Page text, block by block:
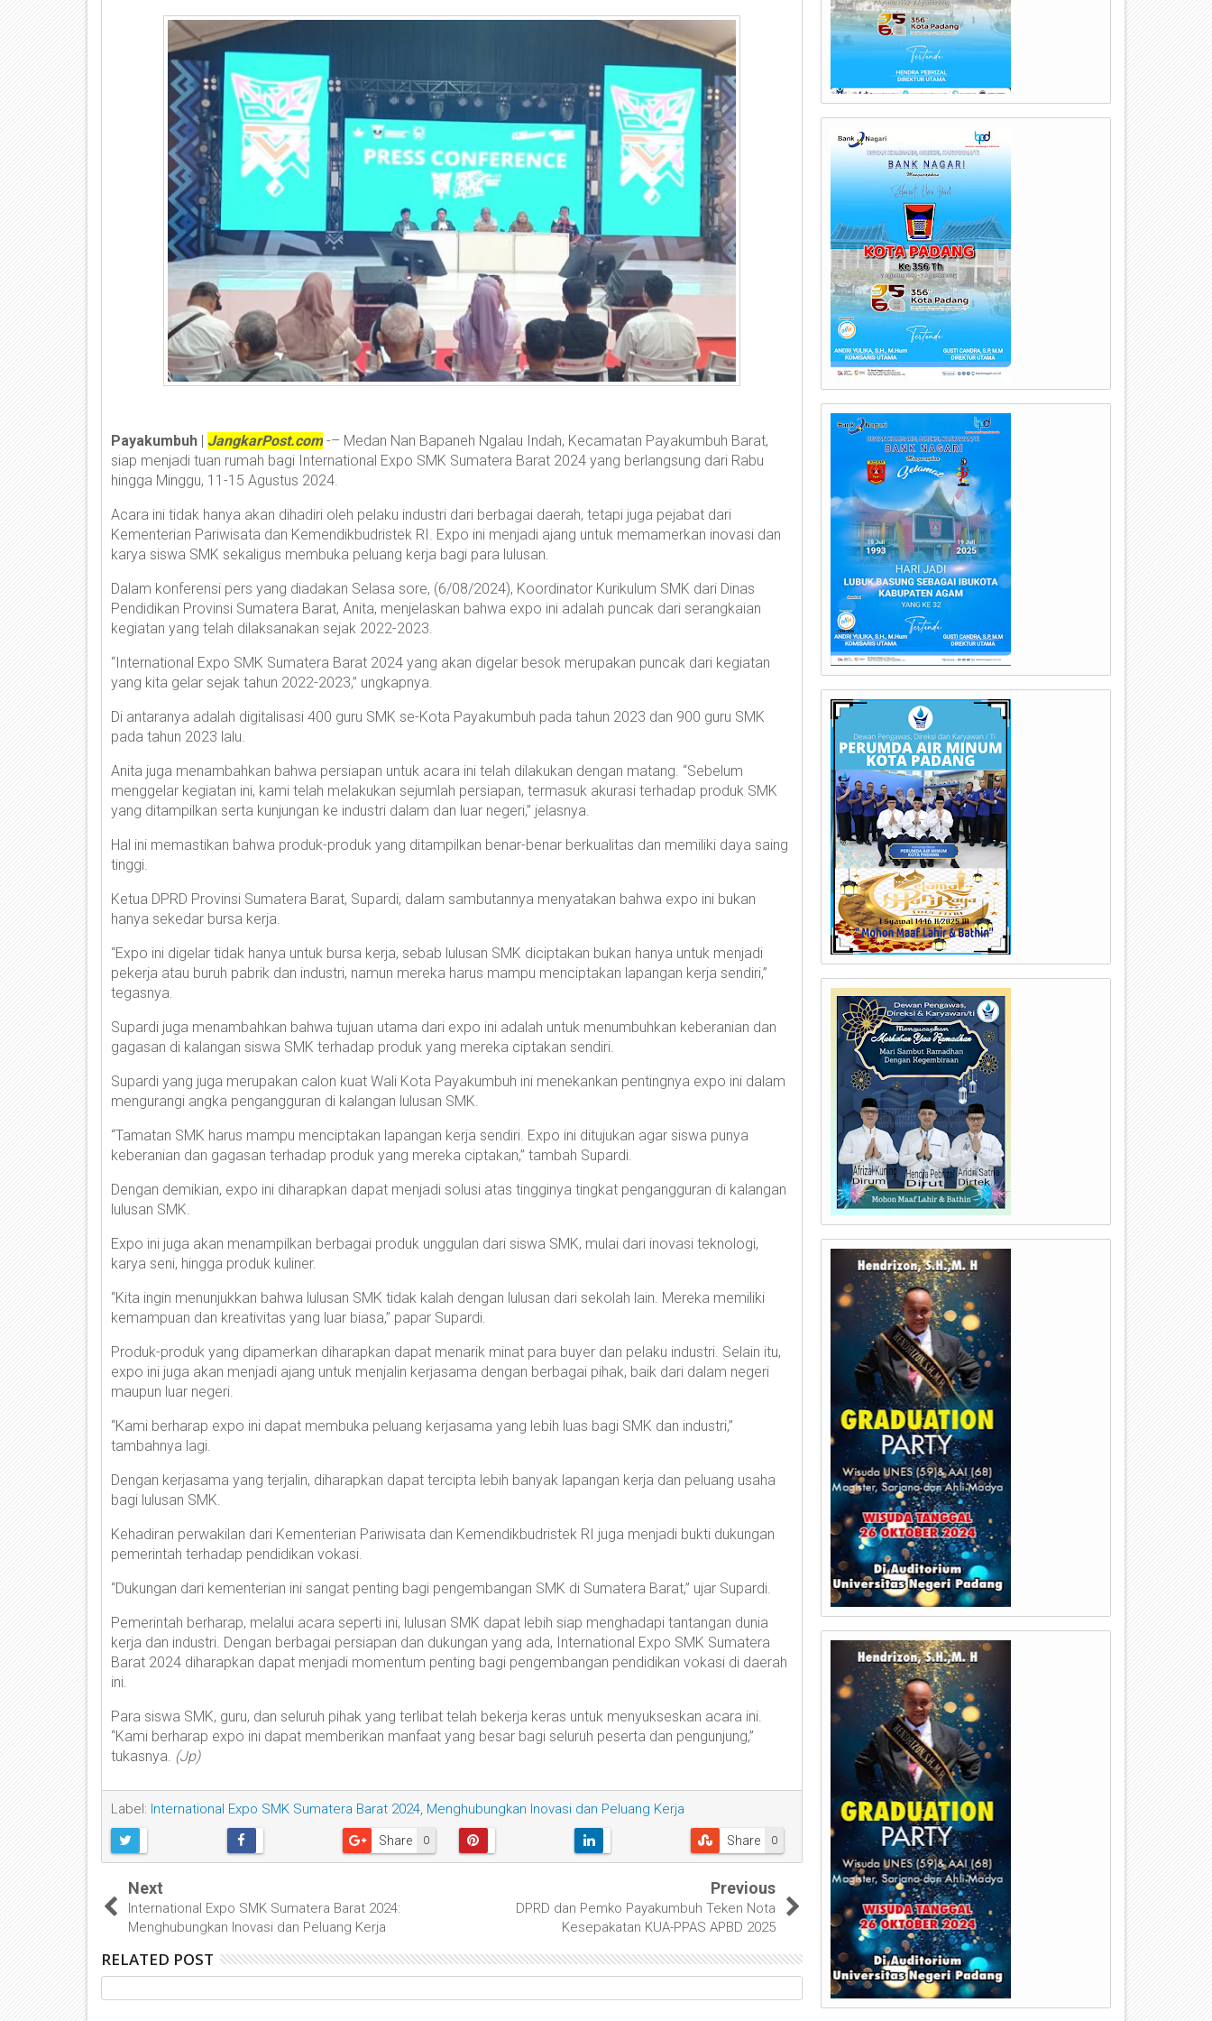
Payakumbuh | JangkarPost.com -– Medan Nan Bapaneh Ngalau Indah, Kecamatan Payakumbuh Barat,
siap menjadi tuan rumah bagi International Expo SMK Sumatera Barat 2024 yang berlangsung dari Rabu
hingga Minggu, 11-15 Agustus 2024.
Acara ini tidak hanya akan dihadiri oleh pelaku industri dari berbagai daerah, tetapi juga pejabat dari
Kementerian Pariwisata dan Kemendikbudristek RI. Expo ini menjadi ajang untuk memamerkan inovasi dan
karya siswa SMK sekaligus membuka peluang kerja bagi para lulusan.
Dalam konferensi pers yang diadakan Selasa sore, (6/08/2024), Koordinator Kurikulum SMK dari Dinas
Pendidikan Provinsi Sumatera Barat, Anita, menjelaskan bahwa expo ini adalah puncak dari serangkaian
kegiatan yang telah dilaksanakan sejak 2022-2023.
“International Expo SMK Sumatera Barat 2024 yang akan digelar besok merupakan puncak dari kegiatan
yang kita gelar sejak tahun 2022-2023,” ungkapnya.
Di antaranya adalah digitalisasi 400 guru SMK se-Kota Payakumbuh pada tahun 2023 dan 900 guru SMK
pada tahun 2023 lalu.
Anita juga menambahkan bahwa persiapan untuk acara ini telah dilakukan dengan matang. “Sebelum
menggelar kegiatan ini, kami telah melakukan sejumlah persiapan, termasuk akurasi terhadap produk SMK
yang ditampilkan serta kunjungan ke industri dalam dan luar negeri,” jelasnya.
Hal ini memastikan bahwa produk-produk yang ditampilkan benar-benar berkualitas dan memiliki daya saing
tinggi.
Ketua DPRD Provinsi Sumatera Barat, Supardi, dalam sambutannya menyatakan bahwa expo ini bukan
hanya sekedar bursa kerja.
“Expo ini digelar tidak hanya untuk bursa kerja, sebab lulusan SMK diciptakan bukan hanya untuk menjadi
pekerja atau buruh pabrik dan industri, namun mereka harus mampu menciptakan lapangan kerja sendiri,”
tegasnya.
Supardi juga menambahkan bahwa tujuan utama dari expo ini adalah untuk menumbuhkan keberanian dan
gagasan di kalangan siswa SMK terhadap produk yang mereka ciptakan sendiri.
Supardi yang juga merupakan calon kuat Wali Kota Payakumbuh ini menekankan pentingnya expo ini dalam
mengurangi angka pengangguran di kalangan lulusan SMK.
“Tamatan SMK harus mampu menciptakan lapangan kerja sendiri. Expo ini ditujukan agar siswa punya
keberanian dan gagasan terhadap produk yang mereka ciptakan,” tambah Supardi.
Dengan demikian, expo ini diharapkan dapat menjadi solusi atas tingginya tingkat pengangguran di kalangan
lulusan SMK.
Expo ini juga akan menampilkan berbagai produk unggulan dari siswa SMK, mulai dari inovasi teknologi,
karya seni, hingga produk kuliner.
“Kita ingin menunjukkan bahwa lulusan SMK tidak kalah dengan lulusan dari sekolah lain. Mereka memiliki
kemampuan dan kreativitas yang luar biasa,” papar Supardi.
Produk-produk yang dipamerkan diharapkan dapat menarik minat para buyer dan pelaku industri. Selain itu,
expo ini juga akan menjadi ajang untuk menjalin kerjasama dengan berbagai pihak, baik dari dalam negeri
maupun luar negeri.
“Kami berharap expo ini dapat membuka peluang kerjasama yang lebih luas bagi SMK dan industri,”
tambahnya lagi.
Dengan kerjasama yang terjalin, diharapkan dapat tercipta lebih banyak lapangan kerja dan peluang usaha
bagi lulusan SMK.
Kehadiran perwakilan dari Kementerian Pariwisata dan Kemendikbudristek RI juga menjadi bukti dukungan
pemerintah terhadap pendidikan vokasi.
“Dukungan dari kementerian ini sangat penting bagi pengembangan SMK di Sumatera Barat,” ujar Supardi.
Pemerintah berharap, melalui acara seperti ini, lulusan SMK dapat lebih siap menghadapi tantangan dunia
kerja dan industri. Dengan berbagai persiapan dan dukungan yang ada, International Expo SMK Sumatera
Barat 2024 diharapkan dapat menjadi momentum penting bagi pengembangan pendidikan vokasi di daerah
ini.
Para siswa SMK, guru, dan seluruh pihak yang terlibat telah bekerja keras untuk menyukseskan acara ini.
“Kami berharap expo ini dapat memberikan manfaat yang besar bagi seluruh peserta dan pengunjung,”
tukasnya. (Jp)
Label: International Expo SMK Sumatera Barat 2024, Menghubungkan Inovasi dan Peluang Kerja
0
Share 0
Share
Next
International Expo SMK Sumatera Barat 2024:
Menghubungkan Inovasi dan Peluang Kerja
Previous
DPRD dan Pemko Payakumbuh Teken Nota
Kesepakatan KUA-PPAS APBD 2025
RELATED POST